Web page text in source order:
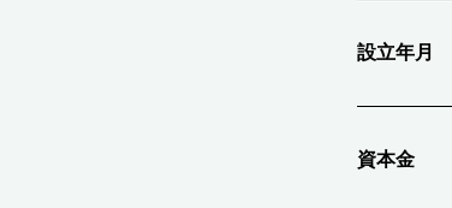
設立年月
資本金